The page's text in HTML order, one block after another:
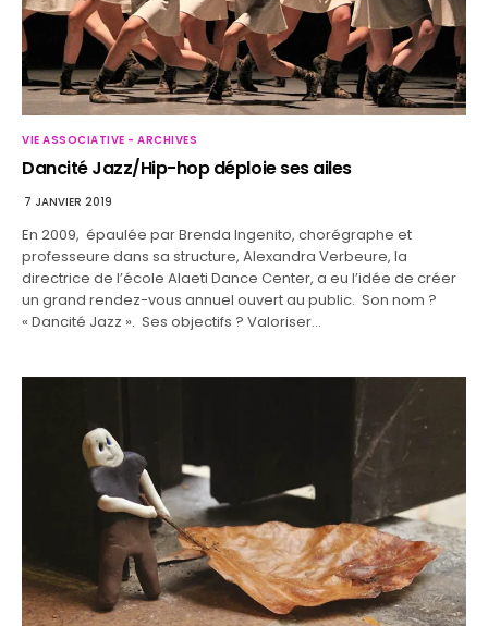
VIE ASSOCIATIVE - ARCHIVES
Dancité Jazz/Hip-hop déploie ses ailes
7 JANVIER 2019
En 2009, épaulée par Brenda Ingenito, chorégraphe et
professeure dans sa structure, Alexandra Verbeure, la
directrice de l’école Alaeti Dance Center, a eu l’idée de créer
un grand rendez-vous annuel ouvert au public. Son nom ?
« Dancité Jazz ». Ses objectifs ? Valoriser…